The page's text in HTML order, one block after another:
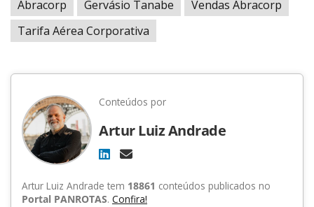
Abracorp
Gervásio Tanabe
Vendas Abracorp
Tarifa Aérea Corporativa
Conteúdos por
Artur Luiz Andrade
Artur Luiz Andrade tem 18861 conteúdos publicados no
Portal PANROTAS. Confira!